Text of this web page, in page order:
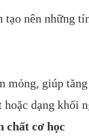
tạo nên những
mỏng, giúp
hoặc dạng khối
chất cơ học